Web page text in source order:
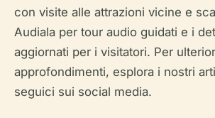
con visite alle attrazioni vicine e
Audiala per tour audio guidati e i
aggiornati per i visitatori. Per
approfondimenti, esplora i nostri
seguici sui social media.